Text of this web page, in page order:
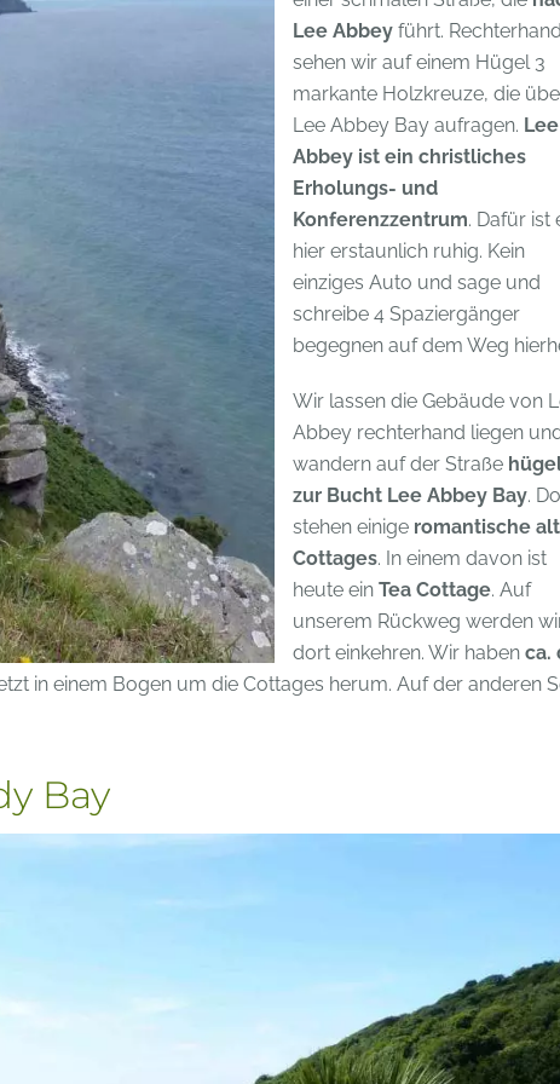
Lee Abbey führt. Rechterhand
sehen wir auf einem Hügel 3
markante Holzkreuze, die
Lee Abbey Bay aufragen. Lee
Abbey ist ein christliches
Erholungs- und
Konferenzzentrum. Dafür ist
hier erstaunlich ruhig. Kein
einziges Auto und sage und
schreibe 4 Spaziergänger
begegnen auf dem Weg
Wir lassen die Gebäude von
Abbey rechterhand liegen
wandern auf der Straße
zur Bucht Lee Abbey Bay.
stehen einige romantische
Cottages. In einem davon ist
heute ein Tea Cottage. Auf
unserem Rückweg werden
dort einkehren. Wir haben ca.
in einem Bogen um die Cottages herum. Auf der anderen
Bay